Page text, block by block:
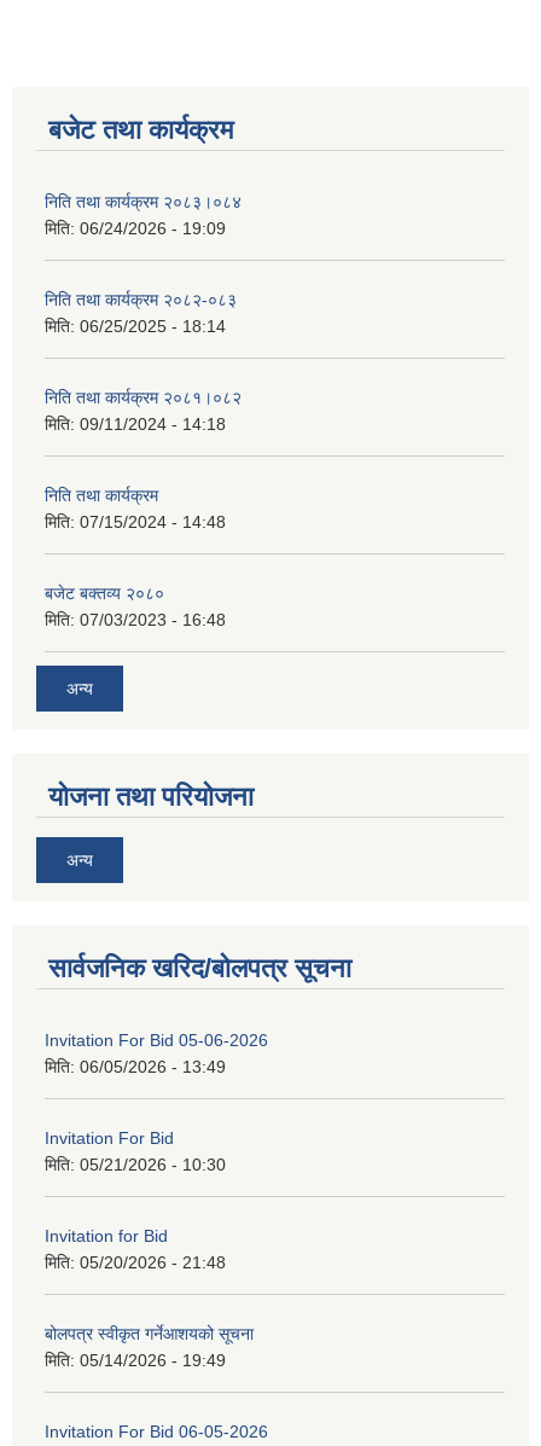
बजेट तथा कार्यक्रम
निति तथा कार्यक्रम २०८३।०८४
मिति: 06/24/2026 - 19:09
निति तथा कार्यक्रम २०८२-०८३
मिति: 06/25/2025 - 18:14
निति तथा कार्यक्रम २०८१।०८२
मिति: 09/11/2024 - 14:18
निति तथा कार्यक्रम
मिति: 07/15/2024 - 14:48
बजेट बक्तव्य २०८०
मिति: 07/03/2023 - 16:48
अन्य
योजना तथा परियोजना
अन्य
सार्वजनिक खरिद/बोलपत्र सूचना
Invitation For Bid 05-06-2026
मिति: 06/05/2026 - 13:49
Invitation For Bid
मिति: 05/21/2026 - 10:30
Invitation for Bid
मिति: 05/20/2026 - 21:48
बोलपत्र स्वीकृत गर्नेआशयको सूचना
मिति: 05/14/2026 - 19:49
Invitation For Bid 06-05-2026